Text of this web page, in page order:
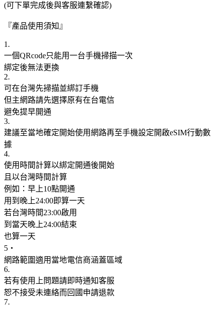
(可下單完成後與客服連繫確認)
『產品使用須知』
1.
一個QRcode只能用一台手機掃描一次
綁定後無法更換
2.
可在台灣先掃描並綁訂手機
但主網路請先選擇原有在台電信
避免提早開通
3.
建議至當地確定開始使用網路再至手機設定開啟eSIM行動數
據
4.
使用時間計算以綁定開通後開始
且以台灣時間計算
例如：早上10點開通
用到晚上24:00即算一天
若台灣時間23:00啟用
到當天晚上24:00結束
也算一天
5‧
網路範圍適用當地電信商涵蓋區域
6.
若有使用上問題請即時通知客服
恕不接受未連絡而回國申請退款
7.